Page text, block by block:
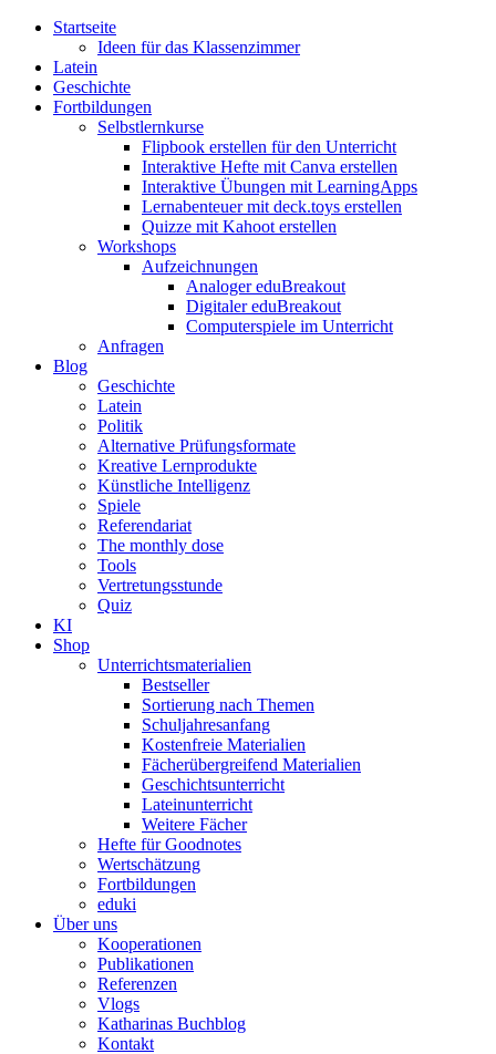
Startseite
Ideen für das Klassenzimmer
Latein
Geschichte
Fortbildungen
Selbstlernkurse
Flipbook erstellen für den Unterricht
Interaktive Hefte mit Canva erstellen
Interaktive Übungen mit LearningApps
Lernabenteuer mit deck.toys erstellen
Quizze mit Kahoot erstellen
Workshops
Aufzeichnungen
Analoger eduBreakout
Digitaler eduBreakout
Computerspiele im Unterricht
Anfragen
Blog
Geschichte
Latein
Politik
Alternative Prüfungsformate
Kreative Lernprodukte
Künstliche Intelligenz
Spiele
Referendariat
The monthly dose
Tools
Vertretungsstunde
Quiz
KI
Shop
Unterrichtsmaterialien
Bestseller
Sortierung nach Themen
Schuljahresanfang
Kostenfreie Materialien
Fächerübergreifend Materialien
Geschichtsunterricht
Lateinunterricht
Weitere Fächer
Hefte für Goodnotes
Wertschätzung
Fortbildungen
eduki
Über uns
Kooperationen
Publikationen
Referenzen
Vlogs
Katharinas Buchblog
Kontakt